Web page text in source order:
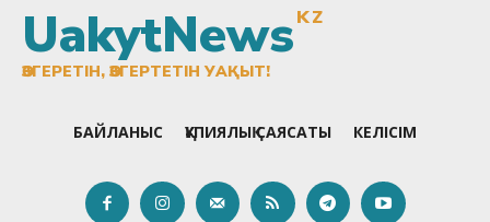
UakytNewsKZ
ӨЗГЕРЕТІН, ӨЗГЕРТЕТІН УАҚЫТ!
БАЙЛАНЫС ҚҰПИЯЛЫҚ САЯСАТЫ КЕЛІСІМ